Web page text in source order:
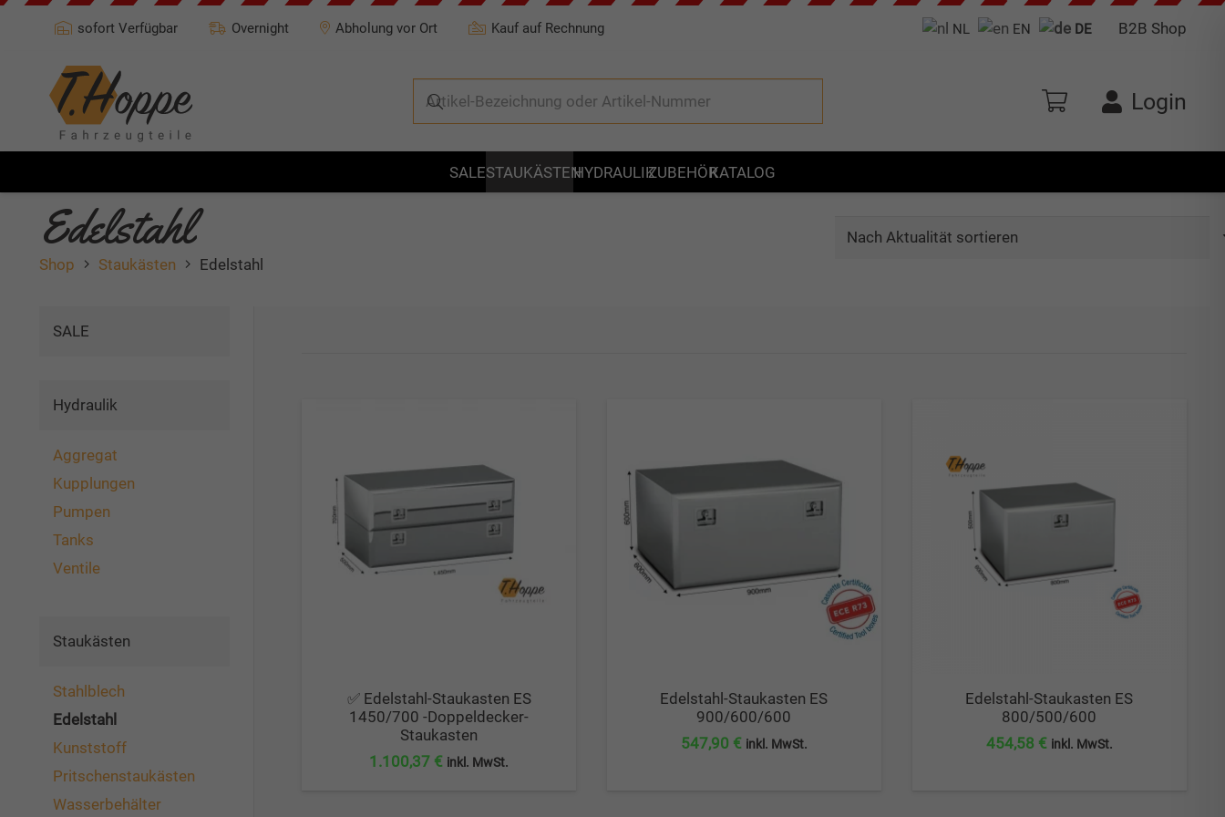
sofort Verfügbar Overnight Abholung vor Ort Kauf auf Rechnung NL EN DE B2B Shop
Login
SALESTAUKÄSTENHYDRAULIKZUBEHÖRKATALOG
Edelstahl
Shop Staukästen Edelstahl
SALE
Hydraulik
Aggregat
Kupplungen
Pumpen
Tanks
Ventile
Staukästen
Stahlblech
Edelstahl
Kunststoff
Pritschenstaukästen
Wasserbehälter
✅ Edelstahl-Staukasten ES
1450/700 -Doppeldecker-
Staukasten
1.100,37 € inkl. MwSt.
Edelstahl-Staukasten ES
900/600/600
547,90 € inkl. MwSt.
Edelstahl-Staukasten ES
800/500/600
454,58 € inkl. MwSt.